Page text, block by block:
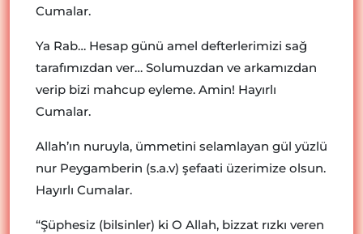
Cumalar.
Ya Rab… Hesap günü amel defterlerimizi sağ
tarafımızdan ver… Solumuzdan ve arkamızdan
verip bizi mahcup eyleme. Amin! Hayırlı
Cumalar.
Allah’ın nuruyla, ümmetini selamlayan gül yüzlü
nur Peygamberin (s.a.v) şefaati üzerimize olsun.
Hayırlı Cumalar.
“Şüphesiz (bilsinler) ki O Allah, bizzat rızkı veren